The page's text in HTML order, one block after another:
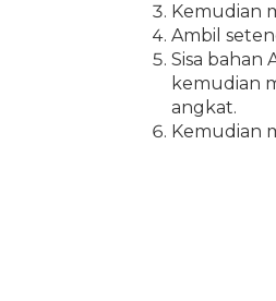
Kemudian
Ambil
Sisa bahan
kemudian
angkat.
Kemudian